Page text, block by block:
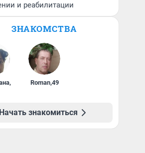
и реабилитации
ЗНАКОМСТВА
,
Roman,49
Начать знакомиться